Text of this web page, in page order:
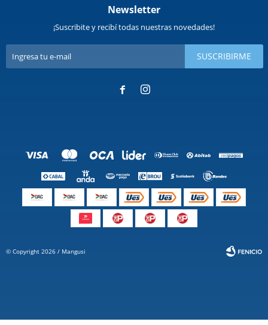
Newsletter
¡Suscribite y recibí todas nuestras novedades!
SUSCRIBIRME
 
© Copyright 2026 / Mangusi